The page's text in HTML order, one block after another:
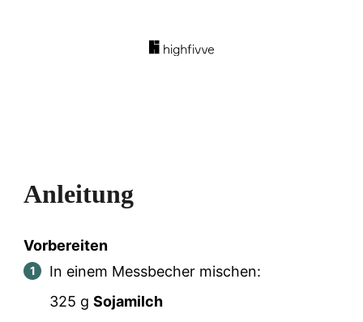
Anleitung
Vorbereiten
In einem Messbecher mischen:
325 g Sojamilch